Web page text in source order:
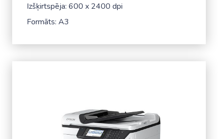
Izšķirtspēja: 600 x 2400 dpi
Formāts: A3